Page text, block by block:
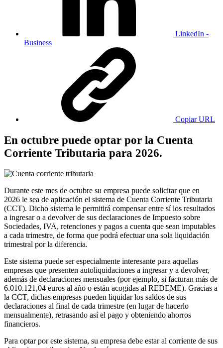
LinkedIn -
Business
Copiar URL
En octubre puede optar por la Cuenta
Corriente Tributaria para 2026.
Durante este mes de octubre su empresa puede solicitar que en
2026 le sea de aplicación el sistema de Cuenta Corriente Tributaria
(CCT). Dicho sistema le permitirá compensar entre sí los resultados
a ingresar o a devolver de sus declaraciones de Impuesto sobre
Sociedades, IVA, retenciones y pagos a cuenta que sean imputables
a cada trimestre, de forma que podrá efectuar una sola liquidación
trimestral por la diferencia.
Este sistema puede ser especialmente interesante para aquellas
empresas que presenten autoliquidaciones a ingresar y a devolver,
además de declaraciones mensuales (por ejemplo, si facturan más de
6.010.121,04 euros al año o están acogidas al REDEME). Gracias a
la CCT, dichas empresas pueden liquidar los saldos de sus
declaraciones al final de cada trimestre (en lugar de hacerlo
mensualmente), retrasando así el pago y obteniendo ahorros
financieros.
Para optar por este sistema, su empresa debe estar al corriente de sus